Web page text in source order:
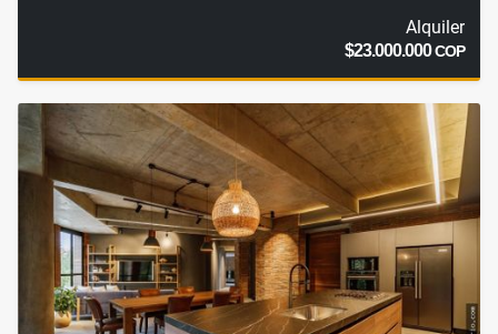
Alquiler
$23.000.000COP